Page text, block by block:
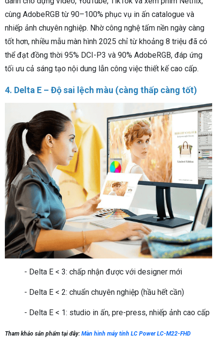
cùng AdobeRGB từ 90–100% phục vụ in ấn catalogue và
nhiếp ảnh chuyên nghiệp. Nhờ công nghệ tấm nền ngày càng
tốt hơn, nhiều mẫu màn hình 2025 chỉ từ khoảng 8 triệu đã có
thể đạt đồng thời 95% DCI-P3 và 90% AdobeRGB, đáp ứng
tối ưu cả sáng tạo nội dung lẫn công việc thiết kế cao cấp.
4. Delta E – Độ sai lệch màu (càng thấp càng tốt)
- Delta E < 3: chấp nhận được với designer mới
- Delta E < 2: chuẩn chuyên nghiệp (hầu hết cần)
- Delta E < 1: studio in ấn, pre-press, nhiếp ảnh cao cấp
Tham khảo sản phẩm tại đây: Màn hình máy tính LC Power LC-M22-FHD